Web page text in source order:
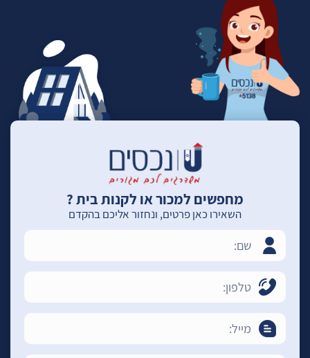
מחפשים למכור או לקנות בית ?
השאירו כאן פרטים, ונחזור אליכם בהקדם